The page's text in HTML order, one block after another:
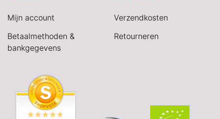
Mijn account
Betaalmethoden &
bankgegevens
Verzendkosten
Retourneren